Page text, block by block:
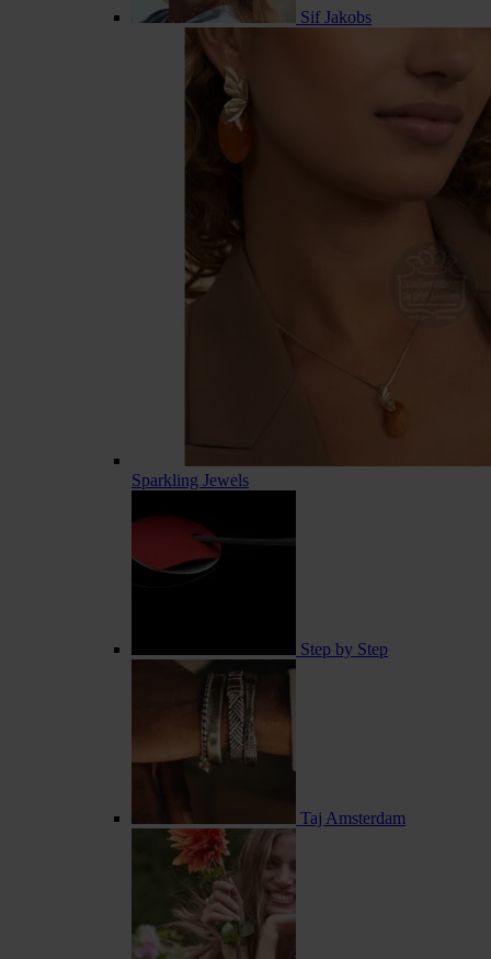
Sif Jakobs
Sparkling Jewels
Step by Step
Taj Amsterdam